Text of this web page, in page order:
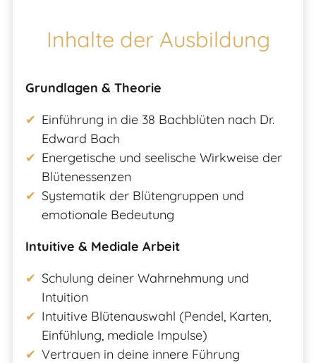
Inhalte der Ausbildung
Grundlagen & Theorie
Einführung in die 38 Bachblüten nach Dr.
Edward Bach
Energetische und seelische Wirkweise der
Blütenessenzen
Systematik der Blütengruppen und
emotionale Bedeutung
Intuitive & Mediale Arbeit
Schulung deiner Wahrnehmung und
Intuition
Intuitive Blütenauswahl (Pendel, Karten,
Einfühlung, mediale Impulse)
Vertrauen in deine innere Führung